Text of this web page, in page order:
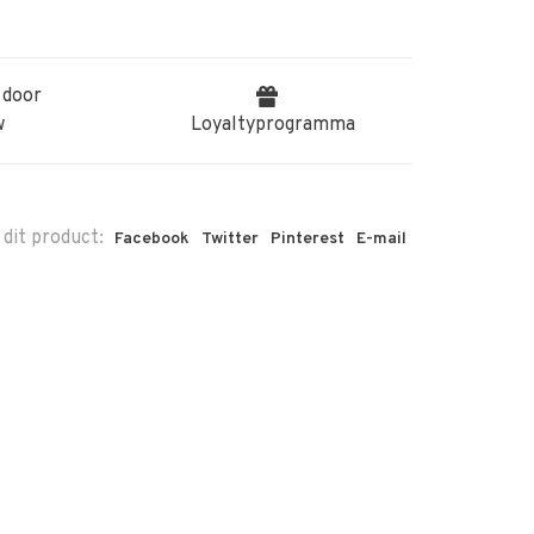
Loyaltyprogramma
product: Facebook Twitter Pinterest E-mail